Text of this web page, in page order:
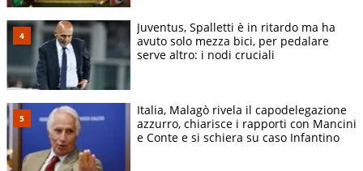
Juventus, Spalletti è in ritardo ma ha
avuto solo mezza bici, per pedalare
serve altro: i nodi cruciali
Italia, Malagò rivela il capodelegazione
azzurro, chiarisce i rapporti con Mancini
e Conte e si schiera su caso Infantino